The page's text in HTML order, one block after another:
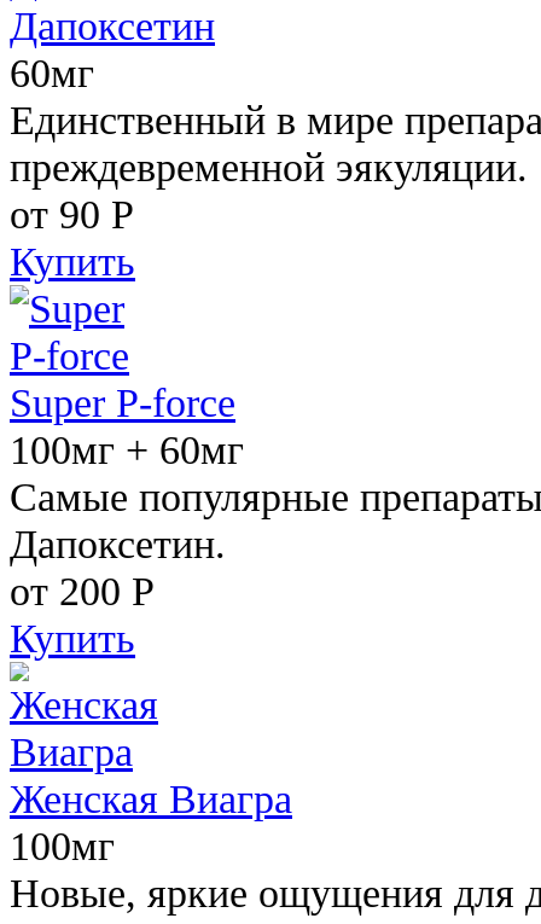
Дапоксетин
60мг
Единственный в мире
преждевременной эякуляции.
от 90 Р
Купить
Super P-force
100мг + 60мг
Самые популярные
Дапоксетин.
от 200 Р
Купить
Женская Виагра
100мг
Новые, яркие ощущения для